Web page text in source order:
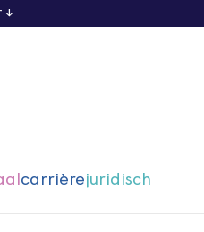
carrièrejuridisch